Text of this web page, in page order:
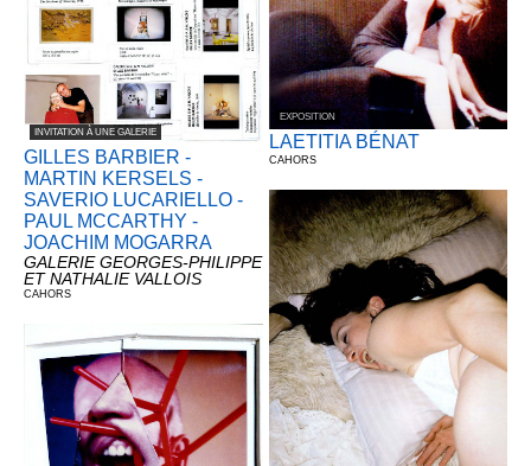
INVITATION À UNE GALERIE
GILLES BARBIER -
MARTIN KERSELS -
SAVERIO LUCARIELLO -
PAUL MCCARTHY -
JOACHIM MOGARRA
GALERIE GEORGES-PHILIPPE
ET NATHALIE VALLOIS
CAHORS
EXPOSITION
LAETITIA BÉNAT
CAHORS